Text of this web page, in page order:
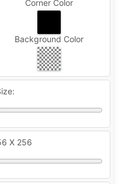
Corner Color
Background Color
X 256